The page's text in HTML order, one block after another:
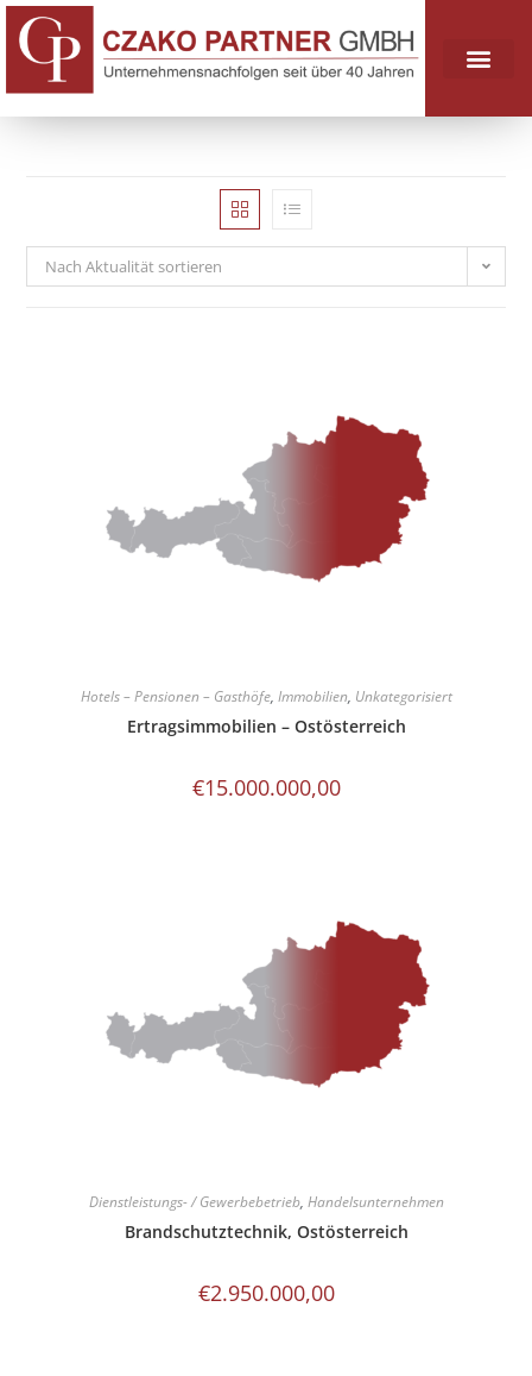
Nach Aktualität sortieren
Hotels – Pensionen – Gasthöfe, Immobilien, Unkategorisiert
Ertragsimmobilien – Ostösterreich
€15.000.000,00
Dienstleistungs- / Gewerbebetrieb, Handelsunternehmen
Brandschutztechnik, Ostösterreich
€2.950.000,00